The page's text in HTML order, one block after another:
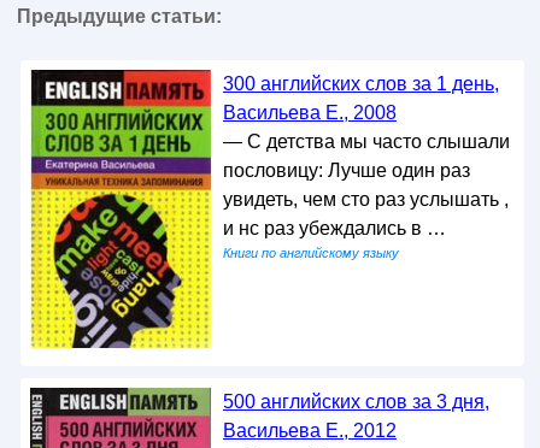
Предыдущие статьи:
300 английских слов за 1 день,
Васильева Е., 2008
— С детства мы часто слышали
пословицу: Лучше один раз
увидеть, чем сто раз услышать ,
и нс раз убеждались в …
Книги по английскому языку
500 английских слов за 3 дня,
Васильева Е., 2012